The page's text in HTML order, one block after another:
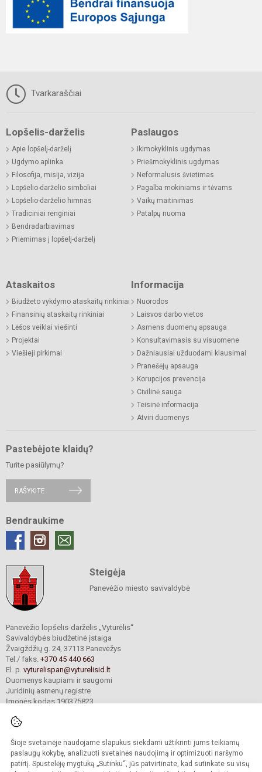
Šioje svetainėje naudojame slapukus siekdami užtikrinti jums teikiamų
paslaugų kokybę, analizuoti svetainės naudojimą ir optimizuoti naršymo
patirtį. Spustelėję mygtuką „Sutinku“, jūs patvirtinate, kad sutinkate su visų
Tvarkaraščiai
Lopšelis-darželis
Apie lopšelį-darželį
Ugdymo aplinka
Filosofija, misija, vizija
Lopšelio-darželio simboliai
Lopšelio-darželio himnas
Tradiciniai renginiai
Bendradarbiavimas
Priėmimas į lopšelį-darželį
Paslaugos
Ikimokyklinis ugdymas
Priešmokyklinis ugdymas
Neformalusis švietimas
Pagalba mokiniams ir tėvams
Vaikų maitinimas
Patalpų nuoma
Ataskaitos
Biudžeto vykdymo ataskaitų rinkiniai
Finansinių ataskaitų rinkiniai
Lėšos veiklai viešinti
Projektai
Viešieji pirkimai
Informacija
Nuorodos
Laisvos darbo vietos
Asmens duomenų apsauga
Konsultavimasis su visuomene
Dažniausiai užduodami klausimai
Pranešėjų apsauga
Korupcijos prevencija
Civilinė sauga
Teisinė informacija
Atviri duomenys
Pastebėjote klaidų?
Turite pasiūlymų?
RAŠYKITE
Bendraukime
Steigėja
Panevėžio miesto savivaldybė
Panevėžio lopšelis-darželis „Vyturėlis“
Savivaldybės biudžetinė įstaiga
Žvaigždžių g. 24, 37113 Panevėžys
Tel./ faks. +370 45 440 663
El. p. vyturelispan@vyturelisid.lt
Duomenys kaupiami ir saugomi
Juridinių asmenų registre
Įmonės kodas 190375823
© 2025. Panevėžio lopšelis-darželis „Vyturėlis“. Visos teisės saugomos.
Kopijuoti turinį be raštiško įstaigos administracijos sutikimo griežtai draudžiama.
Prieinamumo paraiška Slapukų valdymas